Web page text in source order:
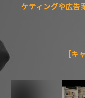
ケティングや広告
[キ